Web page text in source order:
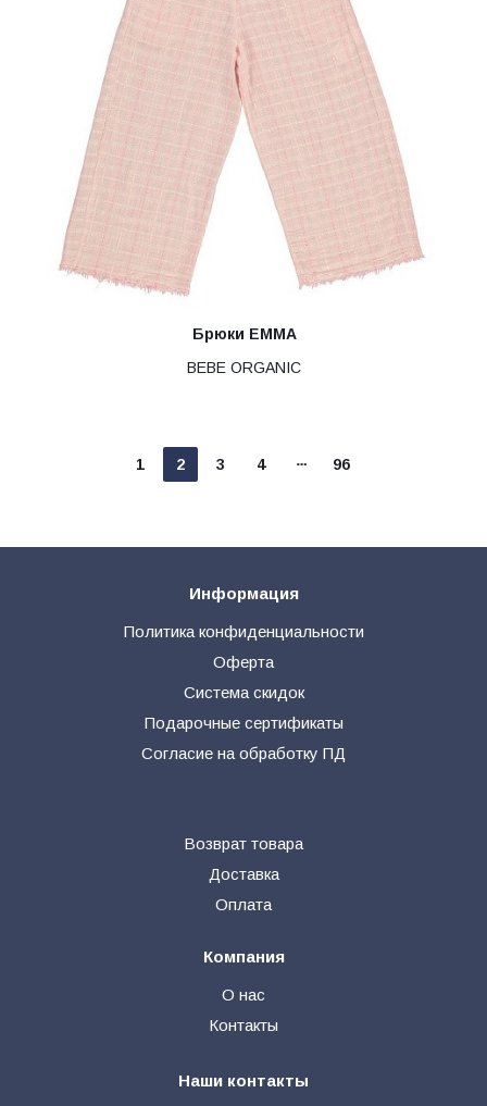
Брюки EMMA
BEBE ORGANIC
1 2 3 4 96
Информация
Политика конфиденциальности
Оферта
Система скидок
Подарочные сертификаты
Согласие на обработку ПД
Возврат товара
Доставка
Оплата
Компания
О нас
Контакты
Наши контакты